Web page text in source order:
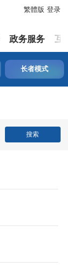
登录
繁體版
政务服务 互
长者模式